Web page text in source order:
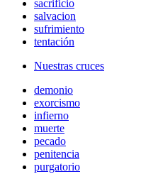
sacrificio
salvacion
sufrimiento
tentación
Nuestras cruces
demonio
exorcismo
infierno
muerte
pecado
penitencia
purgatorio